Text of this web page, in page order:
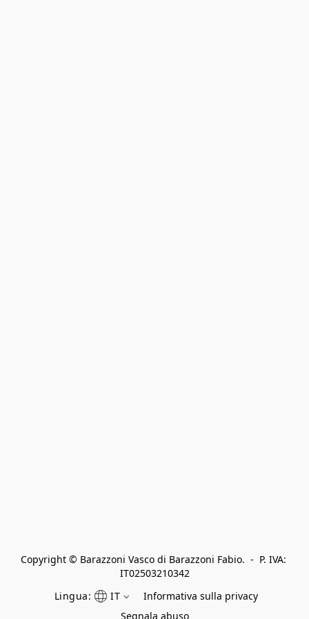
Copyright © Barazzoni Vasco di Barazzoni Fabio.  -  P. IVA:
IT02503210342
Lingua:
IT
Informativa sulla privacy
Segnala abuso